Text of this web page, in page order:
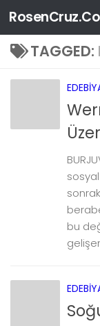
Skip to
TAGGED:
bu